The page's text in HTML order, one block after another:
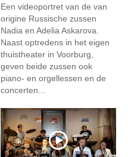
Een videoportret van de van
origine Russische zussen
Nadia en Adelia Askarova.
Naast optredens in het eigen
thuistheater in Voorburg,
geven beide zussen ook
piano- en orgellessen en de
concerten...